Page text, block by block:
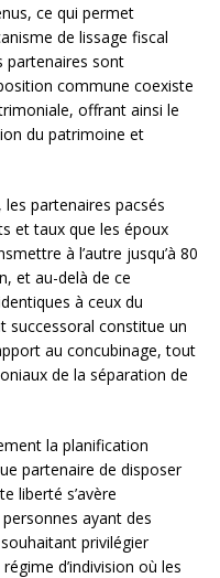
ce qui permet
de lissage fiscal
partenaires sont
commune coexiste
offrant ainsi le
du patrimoine et
partenaires pacsés
et taux que les époux
à l’autre jusqu’à 80
et au-delà de ce
à ceux du
successoral constitue un
au concubinage, tout
de la séparation de
la planification
partenaire de disposer
liberté s’avère
ayant des
privilégier
d’indivision où les